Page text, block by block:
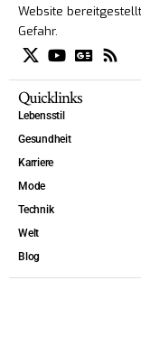
Website
Gefahr.
Quicklinks
Lebensstil
Gesundheit
Karriere
Mode
Technik
Welt
Blog